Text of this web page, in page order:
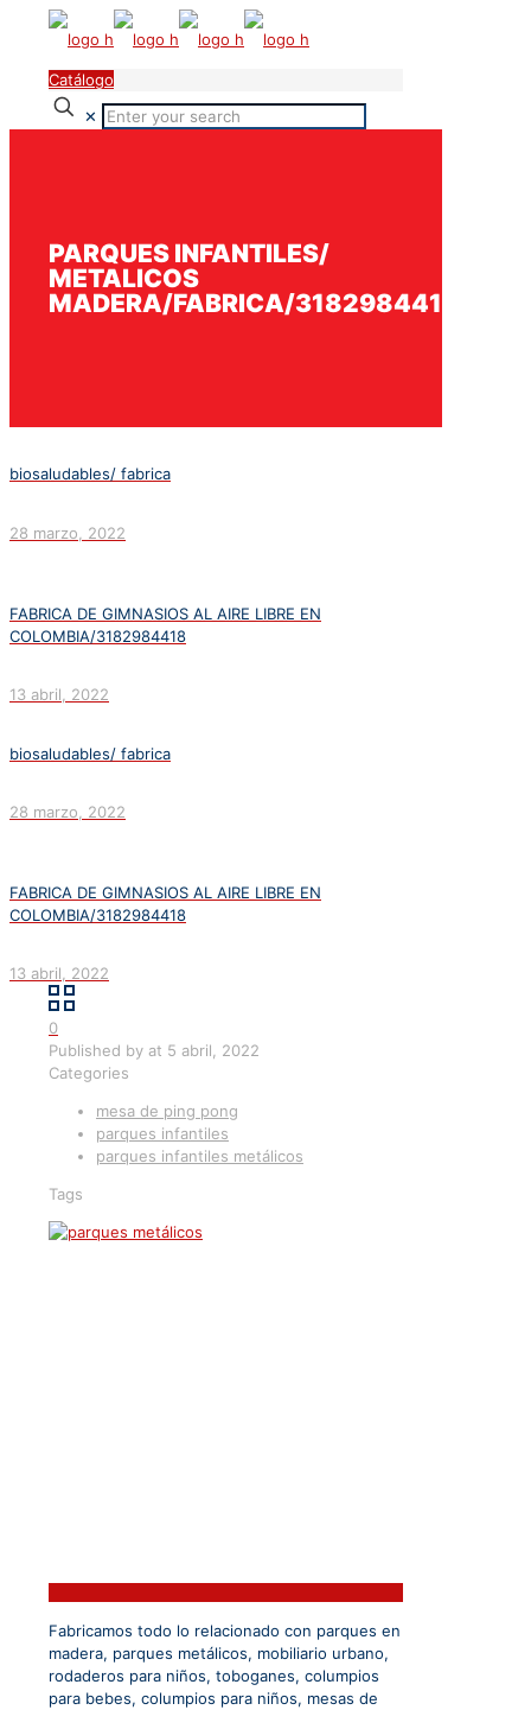
Catálogo
✕
PARQUES INFANTILES/
METALICOS
MADERA/FABRICA/3182984418
biosaludables/ fabrica
28 marzo, 2022
FABRICA DE GIMNASIOS AL AIRE LIBRE EN
COLOMBIA/3182984418
13 abril, 2022
biosaludables/ fabrica
28 marzo, 2022
FABRICA DE GIMNASIOS AL AIRE LIBRE EN
COLOMBIA/3182984418
13 abril, 2022
0
Published by at 5 abril, 2022
Categories
mesa de ping pong
parques infantiles
parques infantiles metálicos
Tags
Fabricamos todo lo relacionado con parques en
madera, parques metálicos, mobiliario urbano,
rodaderos para niños, toboganes, columpios
para bebes, columpios para niños, mesas de